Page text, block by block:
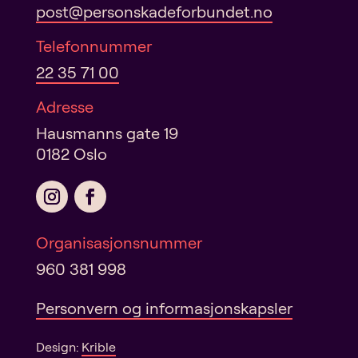
post@personskadeforbundet.no
Telefonnummer
22 35 71 00
Adresse
Hausmanns gate 19
0182 Oslo
Organisasjonsnummer
960 381 998
Personvern og informasjonskapsler
Design: Krible